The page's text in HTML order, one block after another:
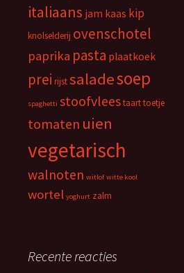
italiaans jam kaas kip
knolselderij ovenschotel
paprika pasta plaatkoek
prei rijstsaladesoep
spaghetti stoofvleestaarttoetje
tomaten uien
vegetarisch
walnoten witlof witte kool
wortel yoghurt zalm
Recente reacties